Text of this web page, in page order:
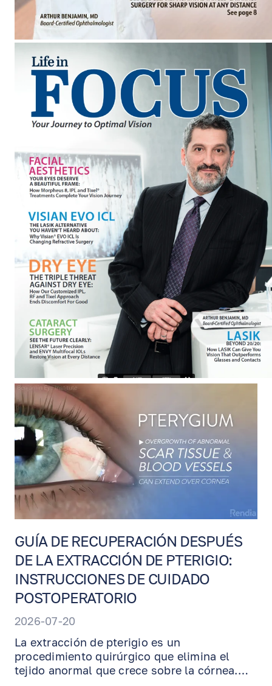
GUÍA DE RECUPERACIÓN DESPUÉS
DE LA EXTRACCIÓN DE PTERIGIO:
INSTRUCCIONES DE CUIDADO
POSTOPERATORIO
2026-07-20
La extracción de pterigio es un
procedimiento quirúrgico que elimina el
tejido anormal que crece sobre la córnea.